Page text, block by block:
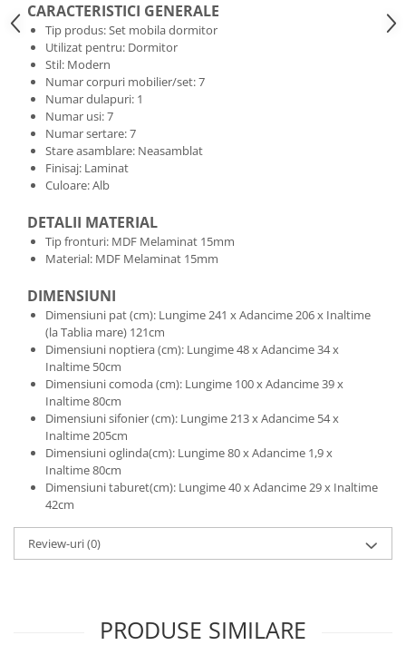
CARACTERISTICI GENERALE
Tip produs: Set mobila dormitor
Utilizat pentru: Dormitor
Stil: Modern
Numar corpuri mobilier/set: 7
Numar dulapuri: 1
Numar usi: 7
Numar sertare: 7
Stare asamblare: Neasamblat
Finisaj: Laminat
Culoare: Alb
DETALII MATERIAL
Tip fronturi: MDF Melaminat 15mm
Material: MDF Melaminat 15mm
DIMENSIUNI
Dimensiuni pat (cm): Lungime 241 x Adancime 206 x Inaltime
(la Tablia mare) 121cm
Dimensiuni noptiera (cm): Lungime 48 x Adancime 34 x
Inaltime 50cm
Dimensiuni comoda (cm): Lungime 100 x Adancime 39 x
Inaltime 80cm
Dimensiuni sifonier (cm): Lungime 213 x Adancime 54 x
Inaltime 205cm
Dimensiuni oglinda(cm): Lungime 80 x Adancime 1,9 x
Inaltime 80cm
Dimensiuni taburet(cm): Lungime 40 x Adancime 29 x Inaltime
42cm
Review-uri(0)
PRODUSE SIMILARE